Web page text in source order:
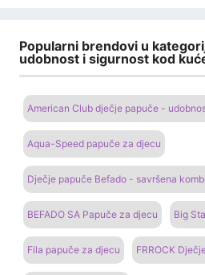
Popularni brendovi u
udobnost i sigurnost kod
American Club dječje papuče -
Aqua-Speed ​​papuče za djecu
Dječje papuče Befado - savršena
BEFADO SA Papuče za djecu Big
Fila papuče za djecu FRROCK